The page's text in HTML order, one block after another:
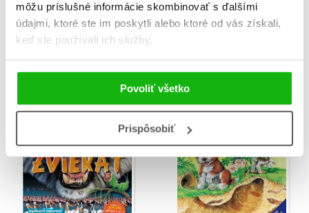
môžu príslušné informácie skombinovať s ďalšími
údajmi, ktoré ste im poskytli alebo ktoré od vás získali,
keď ste používali ich služby.
Povoliť všetko
Prispôsobiť
Inteligentná kniha (Tap-
a-dot): Ľudské telo
Marcus Johnson
Inteligentná kniha (Tap-
a-dot): Skutočný svet